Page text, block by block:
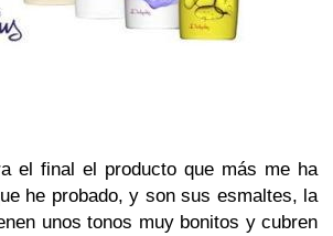
el final el producto que más me ha
he probado, y son sus esmaltes, la
unos tonos muy bonitos y cubren